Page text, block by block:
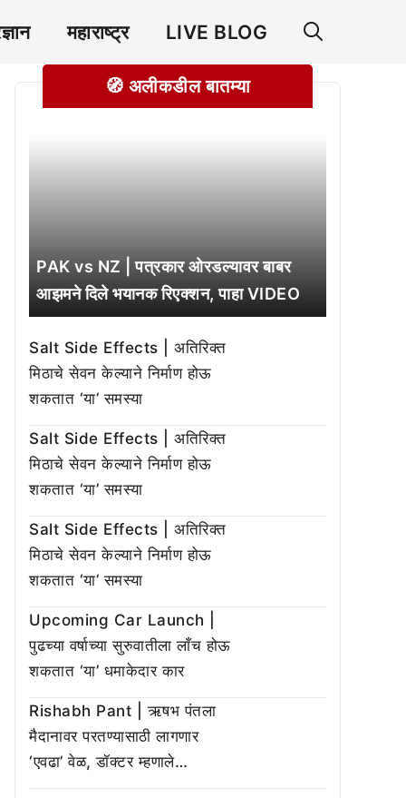
महाराष्ट्र LIVE BLOG
🧭 अलीकडील बातम्या
PAK vs NZ | पत्रकार ओरडल्यावर बाबर
आझमने दिले भयानक रिएक्शन, पाहा VIDEO
Salt Side Effects | अतिरिक्त
मिठाचे सेवन केल्याने निर्माण होऊ
शकतात ‘या’ समस्या
Salt Side Effects | अतिरिक्त
मिठाचे सेवन केल्याने निर्माण होऊ
शकतात ‘या’ समस्या
Salt Side Effects | अतिरिक्त
मिठाचे सेवन केल्याने निर्माण होऊ
शकतात ‘या’ समस्या
Upcoming Car Launch |
पुढच्या वर्षाच्या सुरुवातीला लाँच होऊ
शकतात ‘या’ धमाकेदार कार
Rishabh Pant | ऋषभ पंतला
मैदानावर परतण्यासाठी लागणार
‘एवढा’ वेळ, डॉक्टर म्हणाले…